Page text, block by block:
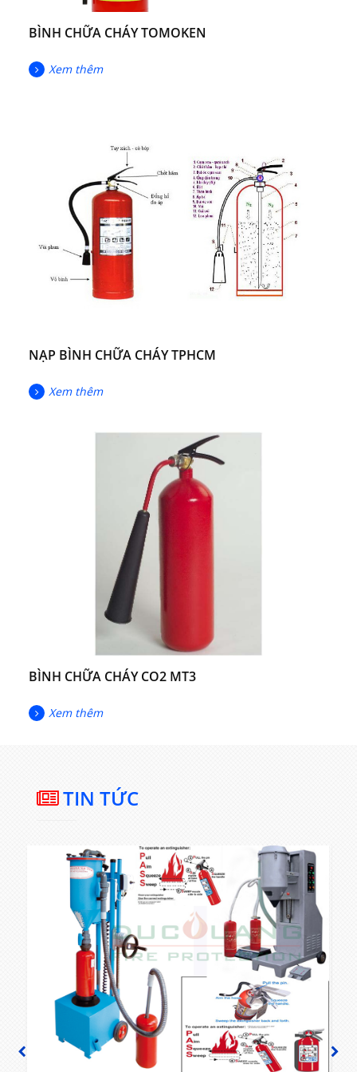
BÌNH CHỮA CHÁY TOMOKEN
Xem thêm
NẠP BÌNH CHỮA CHÁY TPHCM
Xem thêm
BÌNH CHỮA CHÁY CO2 MT3
Xem thêm
TIN TỨC
PREVIOUS NEXT